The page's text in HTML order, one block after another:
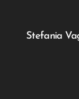
Stefania